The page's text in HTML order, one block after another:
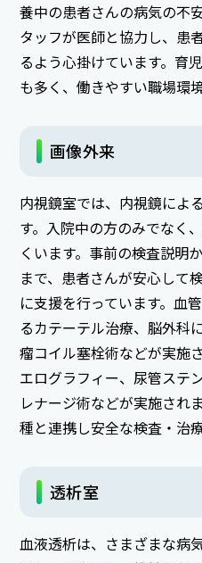
養中の患者さんの病気の不
タッフが医師と協力し、患
るよう心掛けています。育
も多く、働きやすい職場環
画像外来
内視鏡室では、内視鏡によ
す。入院中の方のみでなく
くいます。事前の検査説明
まで、患者さんが安心して
に支援を行っています。血
るカテーテル治療、脳外科
瘤コイル塞栓術などが実施
エログラフィー、尿管ステ
レナージ術などが実施され
種と連携し安全な検査・治
透析室
血液透析は、さまざまな病